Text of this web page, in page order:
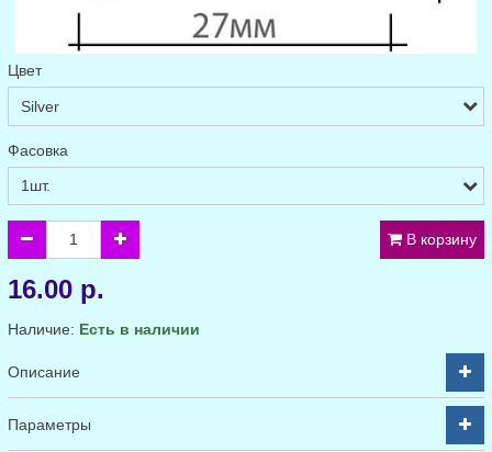
Цвет
Фасовка
В корзину
16.00 р.
Наличие: Есть в наличии
Описание
Параметры